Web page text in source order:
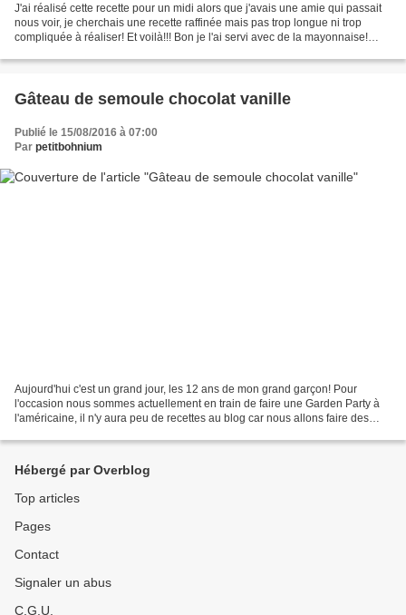
J'ai réalisé cette recette pour un midi alors que j'avais une amie qui passait
nous voir, je cherchais une recette raffinée mais pas trop longue ni trop
compliquée à réaliser! Et voilà!!! Bon je l'ai servi avec de la mayonnaise!
Gâteau de semoule chocolat vanille
Publié le 15/08/2016 à 07:00
Par petitbohnium
Aujourd'hui c'est un grand jour, les 12 ans de mon grand garçon! Pour
l'occasion nous sommes actuellement en train de faire une Garden Party à
l'américaine, il n'y aura peu de recettes au blog car nous allons faire des
Hébergé par Overblog
Top articles
Pages
Contact
Signaler un abus
C.G.U.